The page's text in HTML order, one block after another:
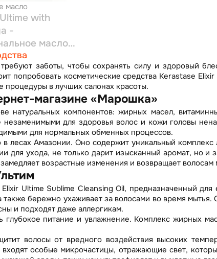
масло
with
-
масло
волос
заботы, чтобы сохранять силу и здоровый
попробовать косметические средства Kerastase
процедуры в лучших салонах красоты.
магазине «Марошка»
натуральных компонентов: жирных масел,
незаменимыми для здоровья волос и кожи головы
для нормальных обменных процессов.
лесах Амазонии. Оно содержит уникальный
для ухода, не только дарит изысканный аромат, но и
возрастные изменения и возвращает волосам
Ultime Sublime Cleansing Oil, предназначенный
бережно ухаживает за волосами во время мытья.
и подходят даже аллергикам.
глубокое питание и увлажнение. Комплекс жирных
волосы от вредного воздействия высоких
входят особые микрочастицы, отражающие свет,